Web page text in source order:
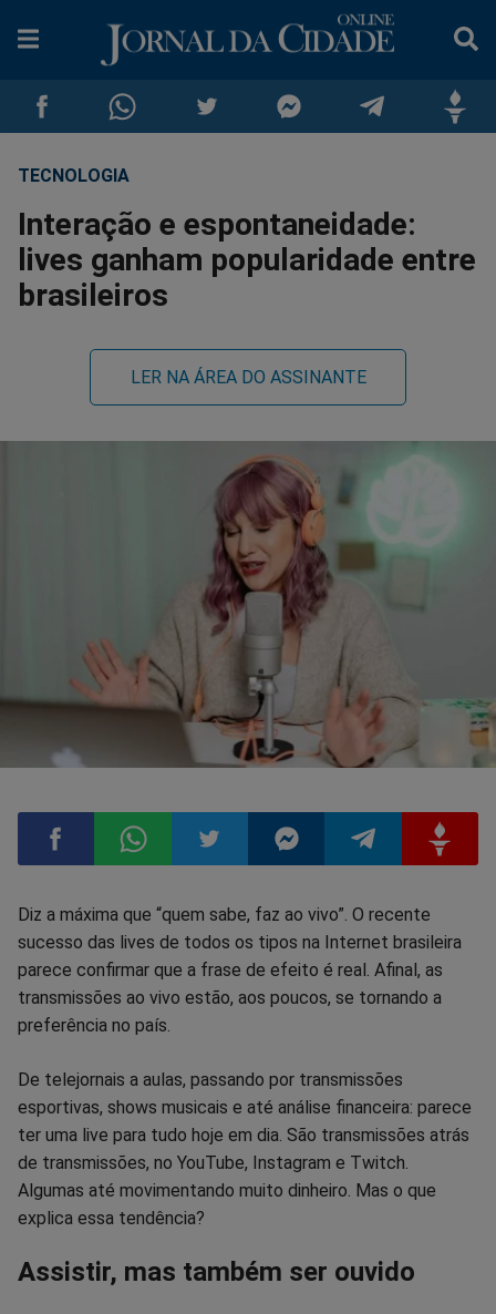
Compartilhar
no
Facebook
Compartilhar
no
Whatsapp
no
no
no
TECNOLOGIA
Interação e espontaneidade:
lives ganham popularidade entre
brasileiros
LER NA ÁREA DO ASSINANTE
Compartilhar
no
Facebook
Compartilhar
no
Whatsapp
Compartilhar
no
Compartilhar
no
Compartilhar
no
no
Diz a máxima que “quem sabe, faz ao vivo”. O recente
sucesso das lives de todos os tipos na Internet brasileira
parece confirmar que a frase de efeito é real. Afinal, as
transmissões ao vivo estão, aos poucos, se tornando a
preferência no país.
De telejornais a aulas, passando por transmissões
esportivas, shows musicais e até análise financeira: parece
ter uma live para tudo hoje em dia. São transmissões atrás
de transmissões, no YouTube, Instagram e Twitch.
Algumas até movimentando muito dinheiro. Mas o que
explica essa tendência?
Assistir, mas também ser ouvido